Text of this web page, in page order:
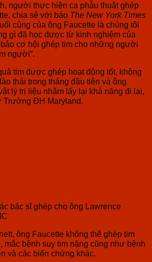
người thực hiện ca phẫu thuật ghép
chia sẻ với báo The New York Times
cùng của ông Faucette là chúng tôi
gì đã học được từ kinh nghiệm của
cơ hội ghép tim cho những người
người”.
tim được ghép hoạt động tốt, không
thải trong tháng đầu tiên và ông
lý trị liệu nhằm lấy lại khả năng đi lại,
Trường ĐH Maryland.
bác sĩ ghép cho ông Lawrence
ông Faucette không thể ghép tim
mắc bệnh suy tim nặng cũng như bệnh
và các biến chứng khác.